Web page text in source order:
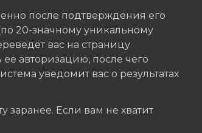
после подтверждения его
20-значному уникальному
вас на страницу
авторизацию, после чего
уведомит вас о результатах
заранее. Если вам не хватит